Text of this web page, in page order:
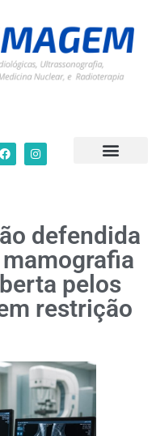
defendida
pelos
restrição